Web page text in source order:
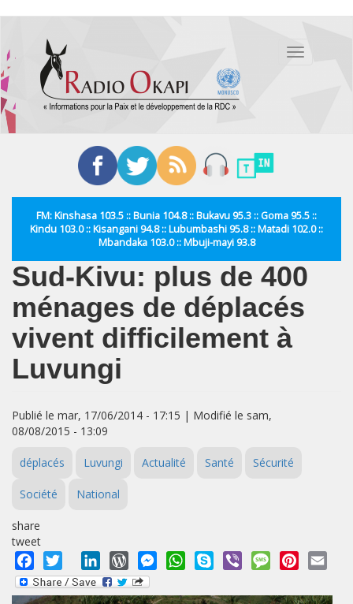
contenu
principal
Toggle
FM: Kinshasa 103.5 :: Bunia 104.8 :: Bukavu 95.3 :: Goma 95.5 ::
Kindu 103.0 :: Kisangani 94.8 :: Lubumbashi 95.8 :: Matadi 102.0 ::
Mbandaka 103.0 :: Mbuji-mayi 93.8
Sud-Kivu: plus de 400
ménages de déplacés
vivent difficilement à
Luvungi
Publié le mar, 17/06/2014 - 17:15 | Modifié le sam,
08/08/2015 - 13:09
déplacés Luvungi Actualité Santé Sécurité
Société National
share
tweet
Facebook
Twitter LinkedInWordPressMessengerWhatsApp
Skype Viber MessagePinterest